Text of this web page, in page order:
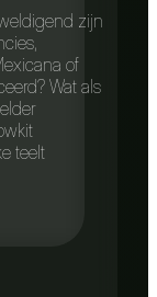
zijn
of
Wat als
teelt